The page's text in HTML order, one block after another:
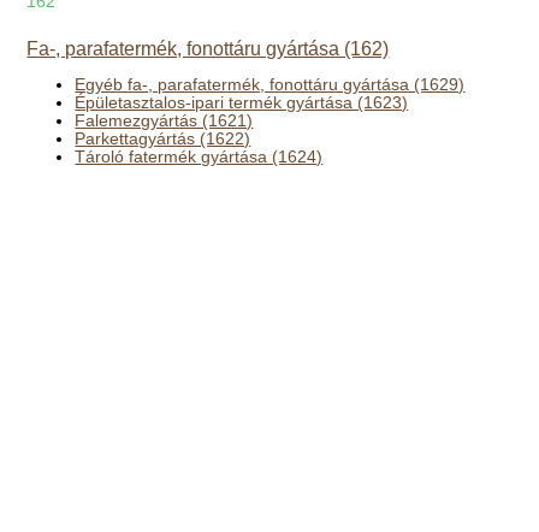
Fa-, parafatermék, fonottáru gyártása (162)
Egyéb fa-, parafatermék, fonottáru gyártása (1629)
Épületasztalos-ipari termék gyártása (1623)
Falemezgyártás (1621)
Parkettagyártás (1622)
Tároló fatermék gyártása (1624)